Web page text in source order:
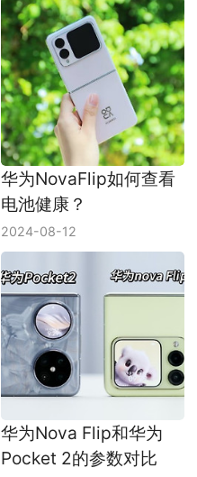
华为NovaFlip如何查看
电池健康？
2024-08-12
华为Nova Flip和华为
Pocket 2的参数对比